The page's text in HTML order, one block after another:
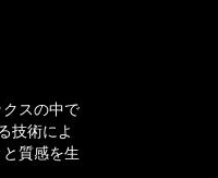
スの中で
技術によ
質感を生